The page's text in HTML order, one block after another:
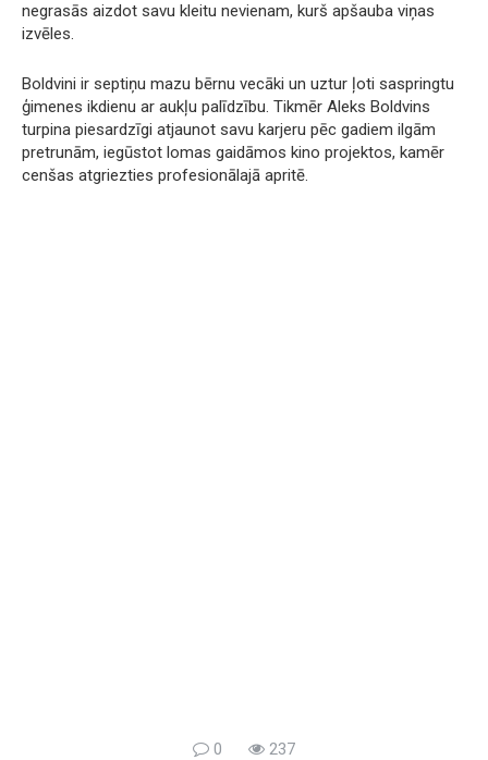
negrasās aizdot savu kleitu nevienam, kurš apšauba viņas
izvēles.
Boldvini ir septiņu mazu bērnu vecāki un uztur ļoti saspringtu
ģimenes ikdienu ar aukļu palīdzību. Tikmēr Aleks Boldvins
turpina piesardzīgi atjaunot savu karjeru pēc gadiem ilgām
pretrunām, iegūstot lomas gaidāmos kino projektos, kamēr
cenšas atgriezties profesionālajā apritē.
0 237